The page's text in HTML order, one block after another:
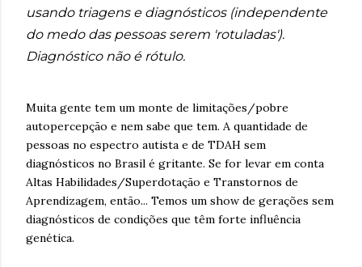
usando triagens e diagnósticos (independente
do medo das pessoas serem 'rotuladas').
Diagnóstico não é rótulo.
Muita gente tem um monte de limitações/pobre
autopercepção e nem sabe que tem. A quantidade de
pessoas no espectro autista e de TDAH sem
diagnósticos no Brasil é gritante. Se for levar em conta
Altas Habilidades/Superdotação e Transtornos de
Aprendizagem, então... Temos um show de gerações sem
diagnósticos de condições que têm forte influência
genética.